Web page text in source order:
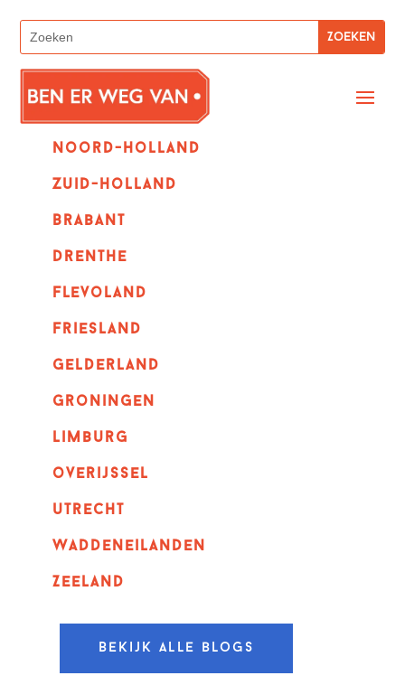
Noord-holland
zuid-holland
Brabant
Drenthe
Flevoland
Friesland
Gelderland
Groningen
Limburg
overijssel
utrecht
Waddeneilanden
Zeeland
Bekijk alle blogs